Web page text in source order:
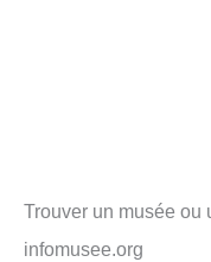
Trouver un musée ou
infomusee.org